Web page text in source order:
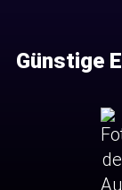
Günstige